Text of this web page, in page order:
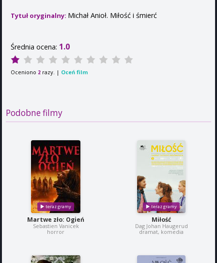
Tytuł oryginalny: Michał Anioł. Miłość i śmierć
Średnia ocena: 1.0
Oceniono 2 razy. | Oceń film
Podobne filmy
Martwe zło: Ogień
Sebastien Vanicek
horror
Miłość
Dag Johan Haugerud
dramat, komedia